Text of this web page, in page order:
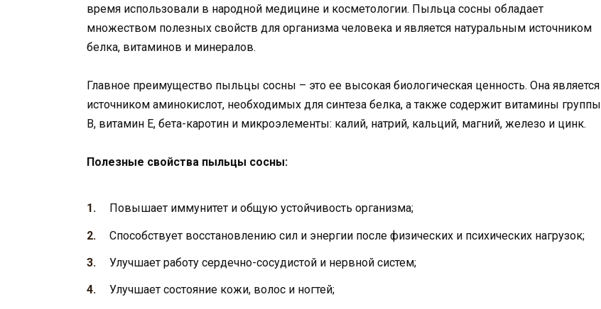
время использовали в народной медицине и косметологии. Пыльца сосны обладает
множеством полезных свойств для организма человека и является натуральным источником
белка, витаминов и минералов.
Главное преимущество пыльцы сосны – это ее высокая биологическая ценность. Она является
источником аминокислот, необходимых для синтеза белка, а также содержит витамины группы
В, витамин Е, бета-каротин и микроэлементы: калий, натрий, кальций, магний, железо и цинк.
Полезные свойства пыльцы сосны:
Повышает иммунитет и общую устойчивость организма;
Способствует восстановлению сил и энергии после физических и психических нагрузок;
Улучшает работу сердечно-сосудистой и нервной систем;
Улучшает состояние кожи, волос и ногтей;